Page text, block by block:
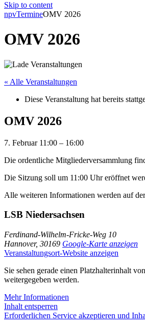
Skip to content
npvTermineOMV 2026
OMV 2026
« Alle Veranstaltungen
Diese Veranstaltung hat bereits
OMV 2026
7. Februar 11:00 – 16:00
Die ordentliche Mitgliederversammlung
Die Sitzung soll um 11:00 Uhr eröffnet
Alle weiteren Informationen werden auf
LSB Niedersachsen
Ferdinand-Wilhelm-Fricke-Weg 10
Hannover, 30169 Google-Karte anzeigen
Veranstaltungsort-Website anzeigen
Sie sehen gerade einen Platzhalterinhalt von
weitergegeben werden.
Mehr Informationen
Inhalt entsperren
Erforderlichen Service akzeptieren und